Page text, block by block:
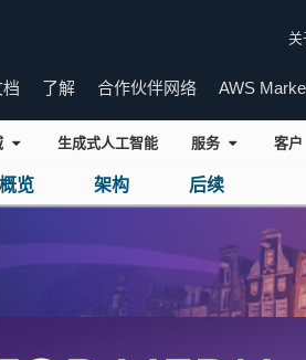
了解 合作伙伴网络 AWS
生成式人工智能 服务 客户
概览 架构 后续